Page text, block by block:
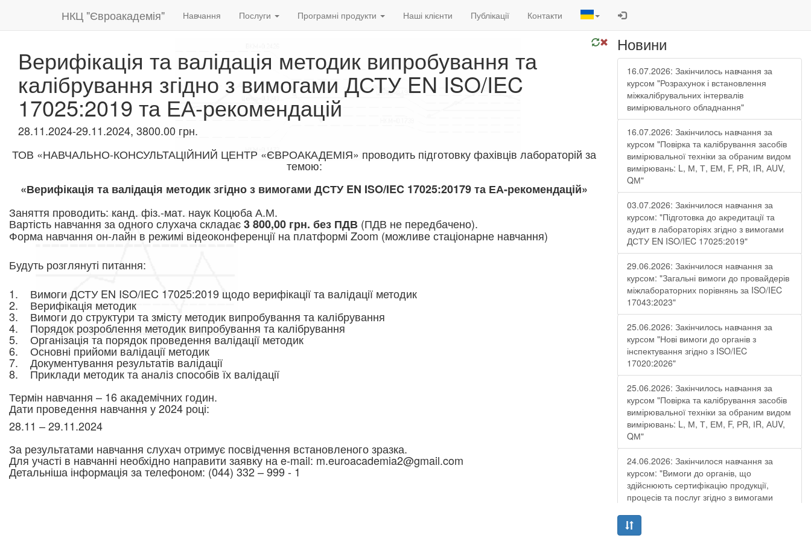
НКЦ "Євроакадемія" Навчання Послуги Програмні продукти Наші клієнти Публікації Контакти
Верифікація та валідація методик випробування та
калібрування згідно з вимогами ДСТУ EN ISO/IEC
17025:2019 та ЕА-рекомендацій
28.11.2024-29.11.2024, 3800.00 грн.
ТОВ «НАВЧАЛЬНО-КОНСУЛЬТАЦІЙНИЙ ЦЕНТР «ЄВРОАКАДЕМІЯ» проводить підготовку фахівців лабораторій за
темою:
«Верифікація та валідація методик згідно з вимогами ДСТУ EN ISO/IEC 17025:20179 та ЕА-рекомендацій»
Заняття проводить: канд. фіз.-мат. наук Коцюба А.М.
Вартість навчання за одного слухача складає3 800,00 грн. без ПДВ (ПДВ не передбачено).
Форма навчання он-лайн в режимі відеоконференції на платформі Zoom (можливе стаціонарне навчання)
Будуть розглянуті питання:
1. Вимоги ДСТУ EN ISO/IEC 17025:2019 щодо верифікації та валідації методик
2. Верифікація методик
3. Вимоги до структури та змісту методик випробування та калібрування
4. Порядок розроблення методик випробування та калібрування
5. Організація та порядок проведення валідації методик
6. Основні прийоми валідації методик
7. Документування результатів валідації
8. Приклади методик та аналіз способів їх валідації
Термін навчання – 16 академічних годин.
Дати проведення навчання у 2024 році:
28.11 – 29.11.2024
За результатами навчання слухач отримує посвідчення встановленого зразка.
Для участі в навчанні необхідно направити заявку на e-mail: m.euroacademia2@gmail.com
Детальніша інформація за телефоном: (044) 332 – 999 - 1
Новини
16.07.2026: Закінчилось навчання за
курсом "Розрахунок і встановлення
міжкалібрувальних інтервалів
вимірювального обладнання"
16.07.2026: Закінчилось навчання за
курсом "Повірка та калібрування засобів
вимірювальної техніки за обраним видом
вимірювань: L, М, Т, ЕМ, F, РR, ІR, АUV,
QМ"
03.07.2026: Закінчилося навчання за
курсом: "Підготовка до акредитації та
аудит в лабораторіях згідно з вимогами
ДСТУ EN ISO/IEC 17025:2019"
29.06.2026: Закінчилося навчання за
курсом: "Загальні вимоги до провайдерів
міжлабораторних порівнянь за ISO/IEC
17043:2023"
25.06.2026: Закінчилось навчання за
курсом "Нові вимоги до органів з
інспектування згідно з ISO/IEC
17020:2026"
25.06.2026: Закінчилось навчання за
курсом "Повірка та калібрування засобів
вимірювальної техніки за обраним видом
вимірювань: L, М, Т, ЕМ, F, РR, ІR, АUV,
QМ"
24.06.2026: Закінчилося навчання за
курсом: "Вимоги до органів, що
здійснюють сертифікацію продукції,
процесів та послуг згідно з вимогами
19.06.2026: Закінчилося навчання за